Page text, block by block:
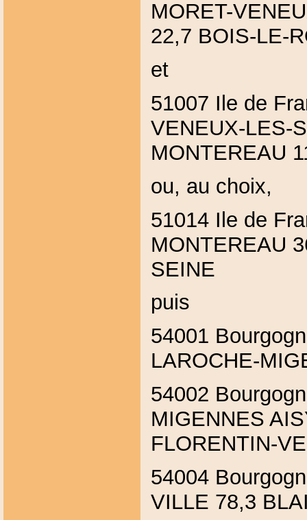
MORET-
22,7 BOIS-LE-
et
51007 Ile de
VENEUX-LES-
MONTEREAU
ou, au choix,
51014 Ile de
MONTEREAU
SEINE
puis
54001
LAROCHE-
54002
MIGENNES
FLORENTIN-
54004
VILLE 78,3